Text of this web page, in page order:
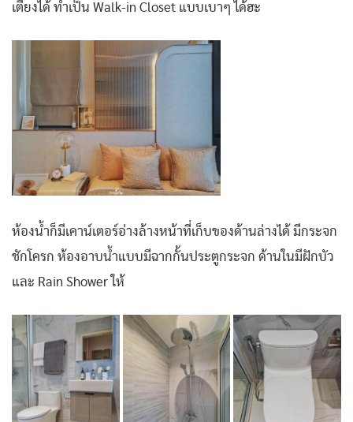
เตียงได้ ทำเป็น Walk-in Closet แบบเบาๆ ได้ฮะ
ห้องน้ำก็มีเคาน์เตอร์อ่างล้างหน้าที่เก็บของด้านล่างได้ มีกระจก
ชักโครก ห้องอาบน้ำแบบมีฉากกั้นประตูกระจก ด้านในมีฝักบัว
และ Rain Shower ให้